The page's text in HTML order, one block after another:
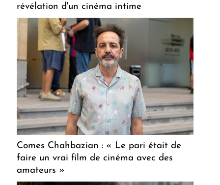
révélation d'un cinéma intime
Comes Chahbazian : « Le pari était de
faire un vrai film de cinéma avec des
amateurs »